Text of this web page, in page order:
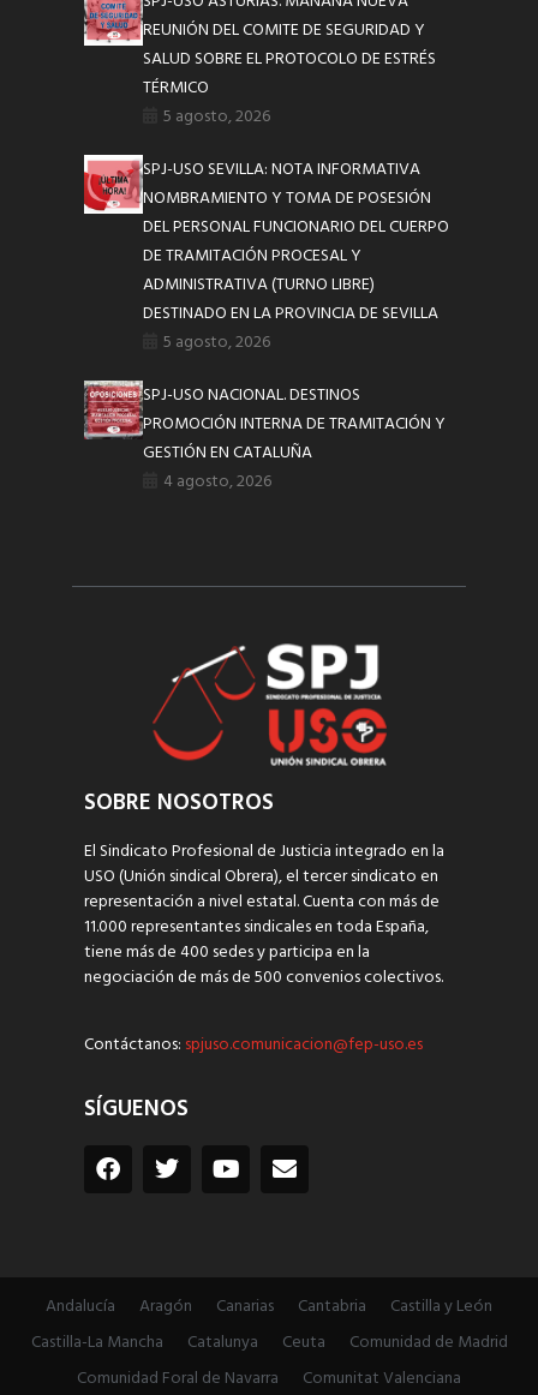
REUNIÓN DEL COMITE DE SEGURIDAD Y
SALUD SOBRE EL PROTOCOLO DE ESTRÉS
TÉRMICO
5 agosto, 2026
SPJ-USO SEVILLA: NOTA INFORMATIVA
NOMBRAMIENTO Y TOMA DE POSESIÓN
DEL PERSONAL FUNCIONARIO DEL CUERPO
DE TRAMITACIÓN PROCESAL Y
ADMINISTRATIVA (TURNO LIBRE)
DESTINADO EN LA PROVINCIA DE SEVILLA
5 agosto, 2026
SPJ-USO NACIONAL. DESTINOS
PROMOCIÓN INTERNA DE TRAMITACIÓN Y
GESTIÓN EN CATALUÑA
4 agosto, 2026
SOBRE NOSOTROS
El Sindicato Profesional de Justicia integrado en la
USO (Unión sindical Obrera), el tercer sindicato en
representación a nivel estatal. Cuenta con más de
11.000 representantes sindicales en toda España,
tiene más de 400 sedes y participa en la
negociación de más de 500 convenios colectivos.
Contáctanos: spjuso.comunicacion@fep-uso.es
SÍGUENOS
Andalucía Aragón Canarias Cantabria
Castilla y León
Castilla-La Mancha
Catalunya Ceuta
Comunidad de Madrid
Comunidad Foral de Navarra
Comunitat Valenciana